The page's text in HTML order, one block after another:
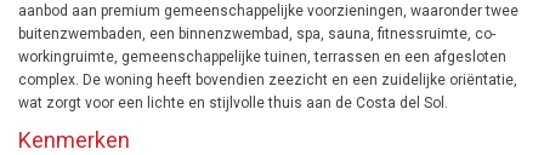
aanbod aan premium gemeenschappelijke voorzieningen, waaronder twee
buitenzwembaden, een binnenzwembad, spa, sauna, fitnessruimte, co-
workingruimte, gemeenschappelijke tuinen, terrassen en een afgesloten
complex. De woning heeft bovendien zeezicht en een zuidelijke oriëntatie,
wat zorgt voor een lichte en stijlvolle thuis aan de Costa del Sol.
Kenmerken